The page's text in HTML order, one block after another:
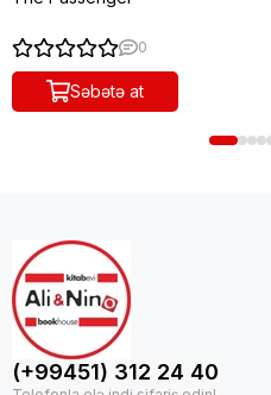
0
Səbətə at
(+99451) 312 24 40